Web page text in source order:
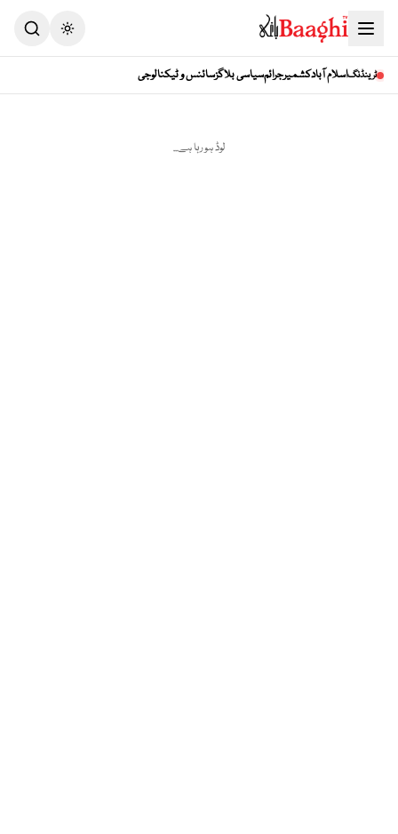
Toggle theme
ٹرینڈنگاسلام آبادکشمیرجرائمسیاسی بلاگزسائنس و ٹیکنالوجی
لوڈ ہو رہا ہے...